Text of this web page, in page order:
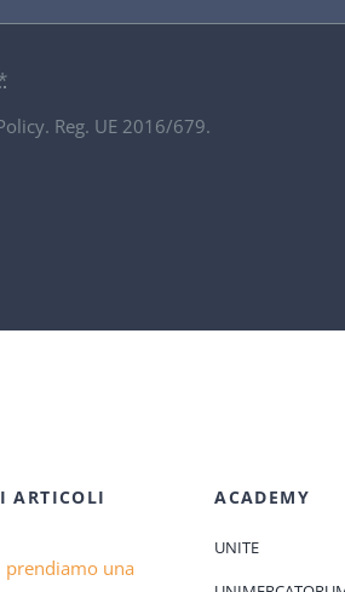
*
Reg. UE 2016/679.
ARTICOLI
prendiamo una
ACADEMY
UNITE